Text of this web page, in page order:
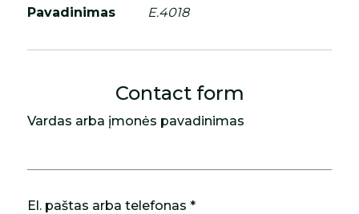
Pavadinimas E.4018
Contact form
Vardas arba įmonės pavadinimas
El. paštas arba telefonas *